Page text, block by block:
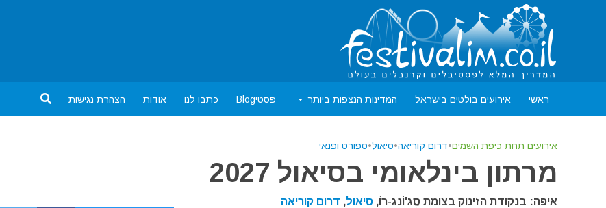
ראשי אירועים בולטים בישראל המדינות הנצפות ביותר פסטיBlog כתבו לנו אודות הצהרת נגישות
אירועים תחת כיפת השמים•דרום קוריאה•סיאול•ספורט ופנאי
מרתון בינלאומי בסיאול 2027
איפה: בנקודת הזינוק בצומת סֱג'וֹנג-רוֹ, סיאול, דרום קוריאה